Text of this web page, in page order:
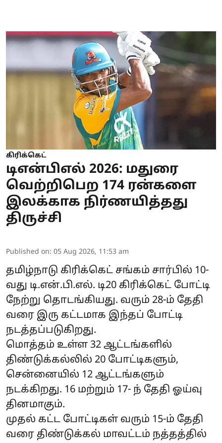
கிரிக்கெட்
டிஎன்பிஎல் 2026: மதுரை
வெற்றிபெற 174 ரன்களை
இலக்காக நிர்ணயித்தது
திருச்சி
Published on: 05 Aug 2026, 11:53 am
தமிழ்நாடு கிரிக்கெட் சங்கம் சார்பில் 10-
வது டி.என்.பி.எல். டி20 கிரிக்கெட் போட்டி
நேற்று தொடங்கியது. வரும் 28-ம் தேதி
வரை இரு கட்டமாக இந்தப் போட்டி
நடத்தப்படுகிறது.
மொத்தம் உள்ள 32 ஆட்டங்களில்
திண்டுக்கல்லில் 20 போட்டிகளும்,
சென்னையில் 12 ஆட்டங்களும்
நடக்கிறது. 16 மற்றும் 17- ந் தேதி ஓய்வு
தினமாகும்.
முதல் கட்ட போட்டிகள் வரும் 15-ம் தேதி
வரை திண்டுக்கல் மாவட்டம் நத்தத்தில்